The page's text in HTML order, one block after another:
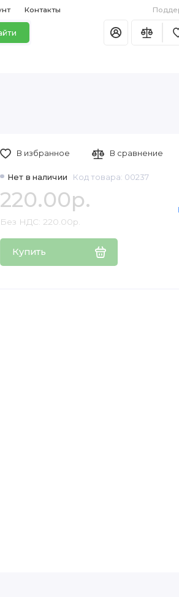
Контакты
Нет в наличии Код товара: 00237
220.00р.
Без НДС: 220.00р.
Купить
В избранное В сравнение